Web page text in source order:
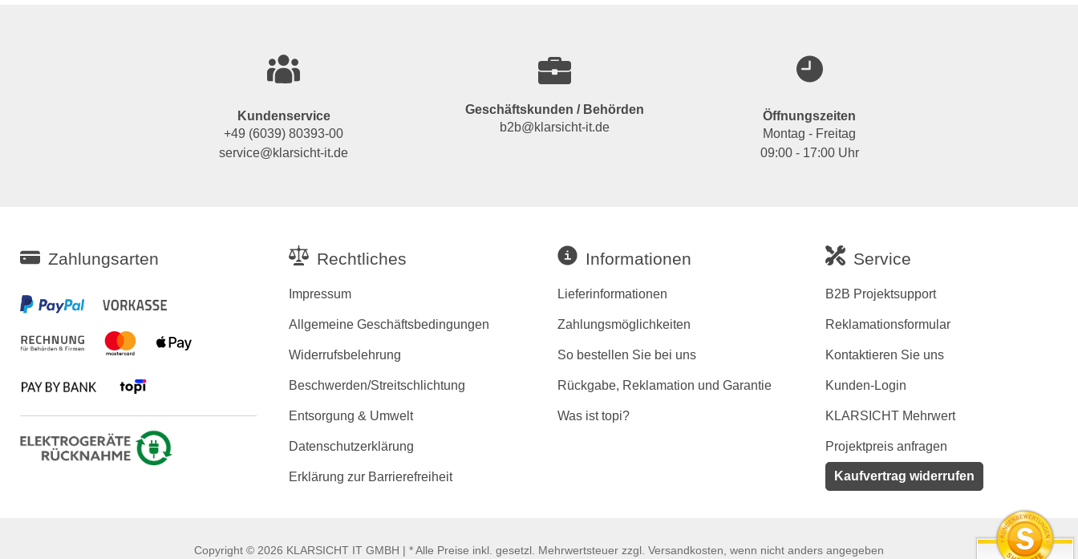
Kundenservice
+49 (6039) 80393-00
service@klarsicht-it.de
Geschäftskunden / Behörden
b2b@klarsicht-it.de
Öffnungszeiten
Montag - Freitag
09:00 - 17:00 Uhr
Zahlungsarten Rechtliches
Impressum
Allgemeine Geschäftsbedingungen
Widerrufsbelehrung
Beschwerden/Streitschlichtung
Entsorgung & Umwelt
Datenschutzerklärung
Erklärung zur Barrierefreiheit
Informationen
Lieferinformationen
Zahlungsmöglichkeiten
So bestellen Sie bei uns
Rückgabe, Reklamation und Garantie
Was ist topi?
Service
B2B Projektsupport
Reklamationsformular
Kontaktieren Sie uns
Kunden-Login
KLARSICHT Mehrwert
Projektpreis anfragen
Kaufvertrag widerrufen
Copyright © 2026 KLARSICHT IT GMBH | * Alle Preise inkl. gesetzl. Mehrwertsteuer zzgl. Versandkosten, wenn nicht anders angegeben